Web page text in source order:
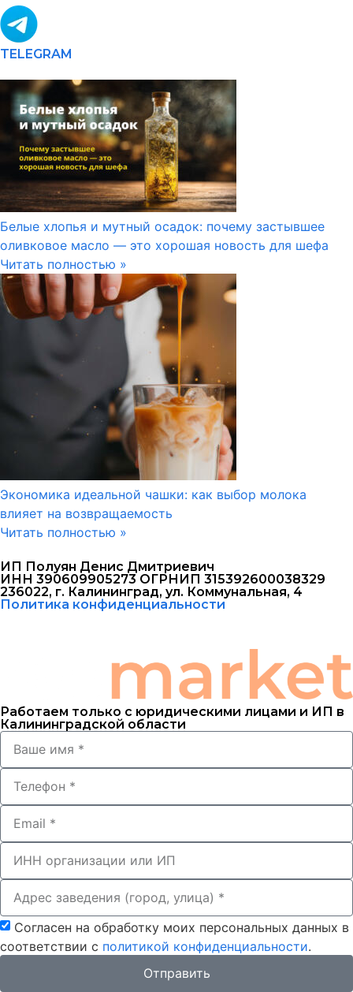
TELEGRAM
Белые хлопья и мутный осадок: почему застывшее
оливковое масло — это хорошая новость для шефа
Читать полностью »
Экономика идеальной чашки: как выбор молока
влияет на возвращаемость
Читать полностью »
ИП Полуян Денис Дмитриевич
ИНН 390609905273 ОГРНИП 315392600038329
236022, г. Калининград, ул. Коммунальная, 4
Политика конфиденциальности
Работаем только с юридическими лицами и ИП в
Калининградской области
Согласен на обработку моих персональных данных в
соответствии с политикой конфиденциальности.
Отправить